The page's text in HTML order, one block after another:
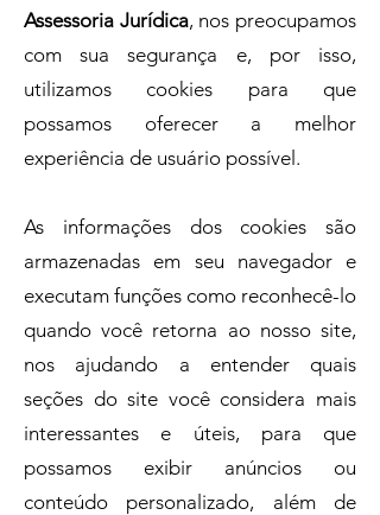
Assessoria Jurídica, nos preocupamos
com sua segurança e, por isso,
utilizamos cookies para que
possamos oferecer a melhor
experiência de usuário possível.
As informações dos cookies são
armazenadas em seu navegador e
executam funções como reconhecê-lo
quando você retorna ao nosso site,
nos ajudando a entender quais
seções do site você considera mais
interessantes e úteis, para que
possamos exibir anúncios ou
conteúdo personalizado, além de